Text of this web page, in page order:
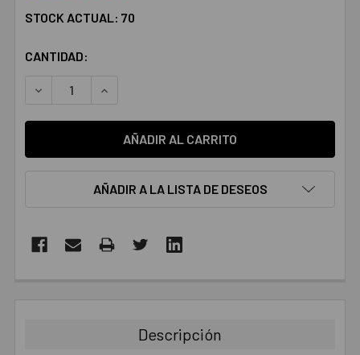
STOCK ACTUAL: 70
CANTIDAD:
DISMINUIR LA CANTIDAD:AUMENTAR LA CANTIDAD:
AÑADIR A LA LISTA DE DESEOS
Descripción